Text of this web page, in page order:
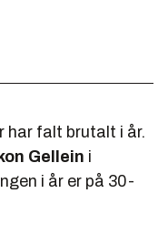
har falt brutalt i år.
Gellein i
i år er på 30-